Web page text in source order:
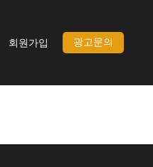
회원가입 광고문의